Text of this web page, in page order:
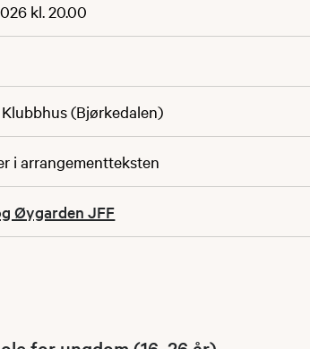
kl. 20.00
(Bjørkedalen)
i arrangementteksten
Øygarden JFF